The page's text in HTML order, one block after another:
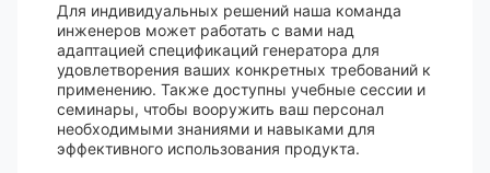
Для индивидуальных решений наша команда
инженеров может работать с вами над
адаптацией спецификаций генератора для
удовлетворения ваших конкретных требований к
применению. Также доступны учебные сессии и
семинары, чтобы вооружить ваш персонал
необходимыми знаниями и навыками для
эффективного использования продукта.